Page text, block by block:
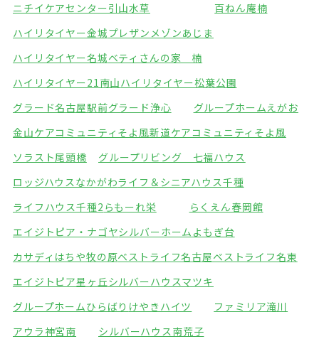
ニチイケアセンター引山水草
百ねん庵楠
ハイリタイヤー金城プレザンメゾンあじま
ハイリタイヤー名城ベティさんの家 楠
ハイリタイヤー21南山ハイリタイヤー松葉公園
グラード名古屋駅前グラード浄心
グループホームえがお
金山ケアコミュニティそよ風新道ケアコミュニティそよ風
ソラスト尾頭橋
グループリビング 七福ハウス
ロッジハウスなかがわライフ＆シニアハウス千種
ライフハウス千種2 らもーれ栄
らくえん春岡館
エイジトピア・ナゴヤシルバーホームよもぎ台
カサディはちや牧の原ベストライフ名古屋ベストライフ名東
エイジトピア星ヶ丘シルバーハウスマツキ
グループホームひらばり けやきハイツ
ファミリア滝川
アウラ神宮南
シルバーハウス南荒子